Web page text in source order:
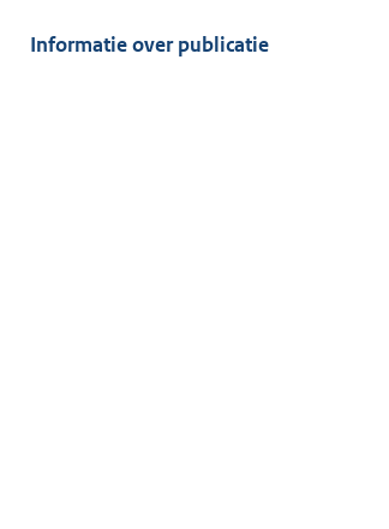
van:
Informatie over publicatie